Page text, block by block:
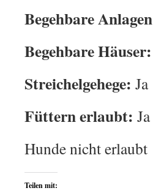
Begehbare Anlagen
Begehbare Häuser:
Streichelgehege: Ja
Füttern erlaubt: Ja
Hunde nicht erlaubt
Teilen mit: